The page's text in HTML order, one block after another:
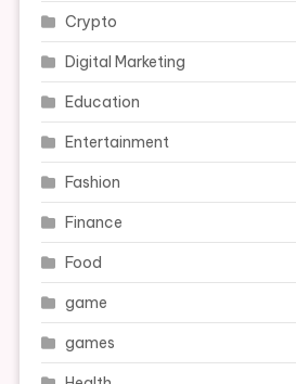
Crypto
Digital Marketing
Education
Entertainment
Fashion
Finance
Food
game
games